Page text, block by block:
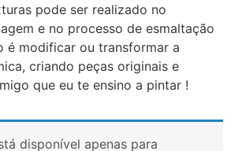
pode ser realizado no
e no processo de esmaltação
é modificar ou transformar a
criando peças originais e
que eu te ensino a pintar !
disponível apenas para